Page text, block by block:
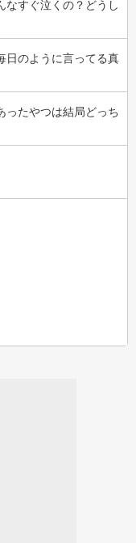
なすぐ泣くの？どうし
日のように言ってる真
ったやつは結局どっち